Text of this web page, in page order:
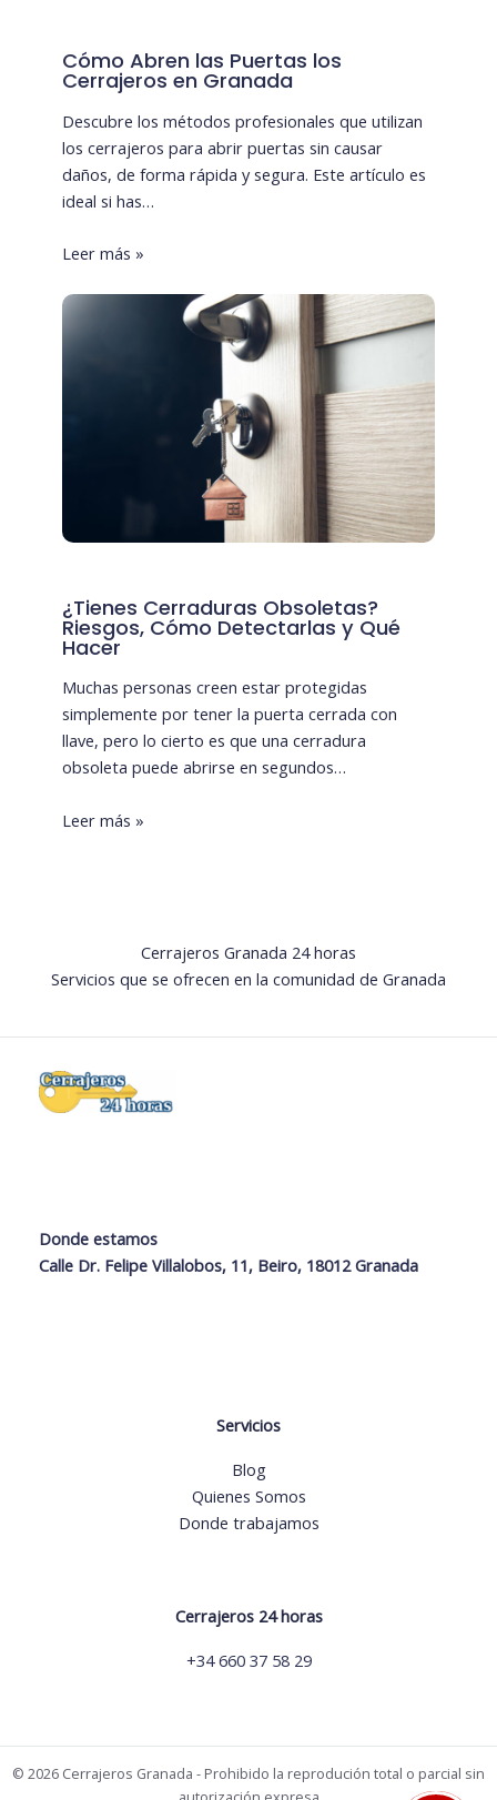
Cómo Abren las Puertas los
Cerrajeros en Granada
Descubre los métodos profesionales que utilizan
los cerrajeros para abrir puertas sin causar
daños, de forma rápida y segura. Este artículo es
ideal si has…
Leer más »
¿Tienes Cerraduras Obsoletas?
Riesgos, Cómo Detectarlas y Qué
Hacer
Muchas personas creen estar protegidas
simplemente por tener la puerta cerrada con
llave, pero lo cierto es que una cerradura
obsoleta puede abrirse en segundos…
Leer más »
Cerrajeros Granada 24 horas
Servicios que se ofrecen en la comunidad de Granada
Donde estamos
Calle Dr. Felipe Villalobos, 11, Beiro, 18012 Granada
Servicios
Blog
Quienes Somos
Donde trabajamos
Cerrajeros 24 horas
+34 660 37 58 29
© 2026 Cerrajeros Granada - Prohibido la reprodución total o parcial sin